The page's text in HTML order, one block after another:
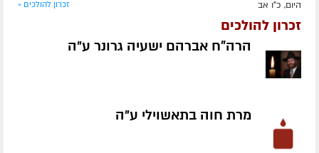
היום, כ"ו אב זכרון להולכים »
זכרון להולכים
הרה"ח אברהם ישעיה גרונר ע״ה
מרת חוה בתאשוילי ע״ה